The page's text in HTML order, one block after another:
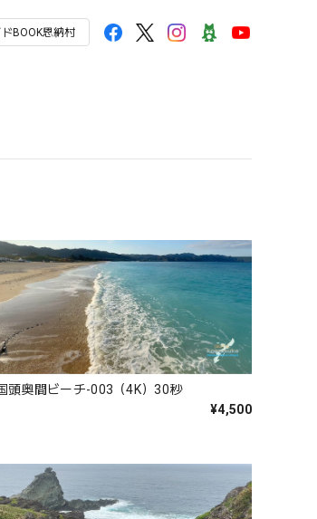
BOOK恩納村
頭奥間ビーチ-003（4K）30秒
¥4,500